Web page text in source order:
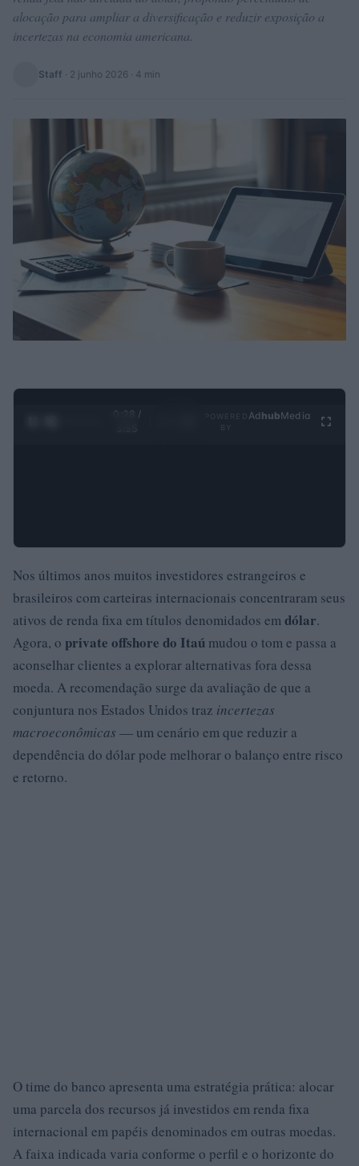
alocação para ampliar a diversificação e reduzir exposição a
incertezas na economia americana.
Staff · 2 junho 2026 · 4 min
0:29 /
Ad hubMedia
Nos últimos anos muitos investidores estrangeiros e
brasileiros com carteiras internacionais concentraram seus
ativos de renda fixa em títulos denomidados emdólar.
Agora, o private offshore do Itaú mudou o tom e passa a
aconselhar clientes a explorar alternativas fora dessa
moeda. A recomendação surge da avaliação de que a
conjuntura nos Estados Unidos traz incertezas
macroeconômicas — um cenário em que reduzir a
dependência do dólar pode melhorar o balanço entre risco
e retorno.
O time do banco apresenta uma estratégia prática: alocar
uma parcela dos recursos já investidos em renda fixa
internacional em papéis denominados em outras moedas.
A faixa indicada varia conforme o perfil e o horizonte do